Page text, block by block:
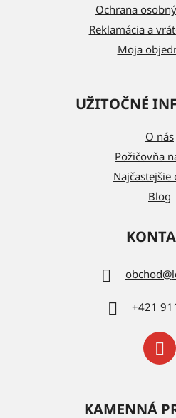
Ochrana
Reklamácia a
Moja
UŽITOČNÉ
O nás
Požičovňa
Najčastejšie
Blog
obchod@
+421
KAMENNÁ